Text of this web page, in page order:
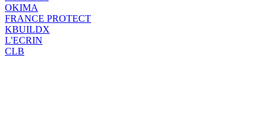
OKIMA
FRANCE PROTECT
KBUILDX
L'ECRIN
CLB